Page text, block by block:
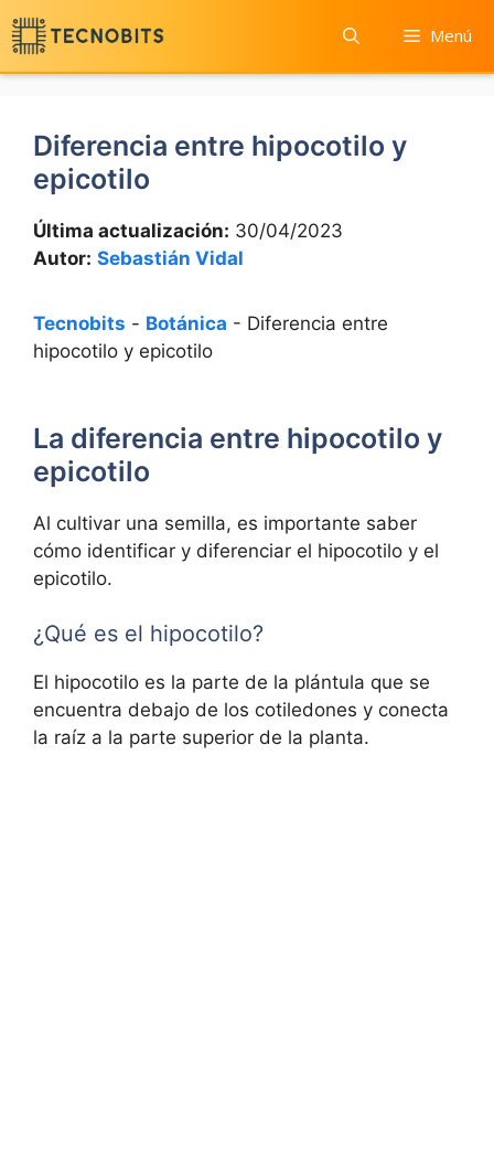
Saltar
al
contenido
Menú
Diferencia entre hipocotilo y
epicotilo
Última actualización: 30/04/2023
Autor: Sebastián Vidal
Tecnobits - Botánica - Diferencia entre
hipocotilo y epicotilo
La diferencia entre hipocotilo y
epicotilo
Al cultivar una semilla, es importante saber
cómo identificar y diferenciar el hipocotilo y el
epicotilo.
¿Qué es el hipocotilo?
El hipocotilo es la parte de la plántula que se
encuentra debajo de los cotiledones y conecta
la raíz a la parte superior de la planta.